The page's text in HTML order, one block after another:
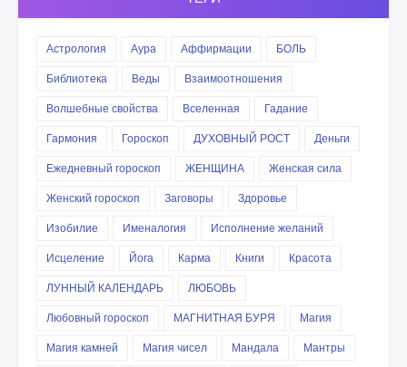
Астрология Аура Аффирмации
БОЛЬ
Библиотека
Веды
Взаимоотношения
Волшебные свойства
Вселенная
Гадание
Гармония
Гороскоп ДУХОВНЫЙ РОСТ
Деньги
Ежедневный гороскоп
ЖЕНЩИНА
Женская сила
Женский гороскоп
Заговоры
Здоровье
Изобилие
Именалогия
Исполнение желаний
Исцеление
Йога Карма Книги
Красота
ЛУННЫЙ КАЛЕНДАРЬ
ЛЮБОВЬ
Любовный гороскоп
МАГНИТНАЯ БУРЯ
Магия
Магия камней
Магия чисел Мандала
Мантры